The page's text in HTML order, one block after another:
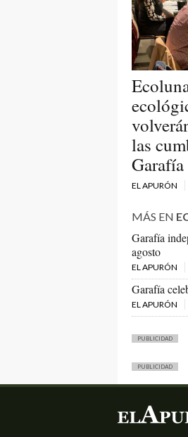
las
Garafía
EL APURÓN
MÁS EN
Garafía
agosto
EL APURÓN
Garafía
EL APURÓN
PUBLICIDAD
PUBLICIDAD